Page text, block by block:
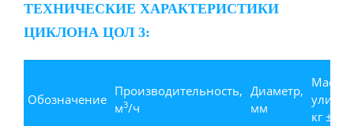
ТЕХНИЧЕСКИЕ ХАРАКТЕРИСТИКИ
ЦИКЛОНА ЦОЛ 3:
Обозначение
Производительность,
м3/ч
Диаметр,
мм
Масса
кг ±5%